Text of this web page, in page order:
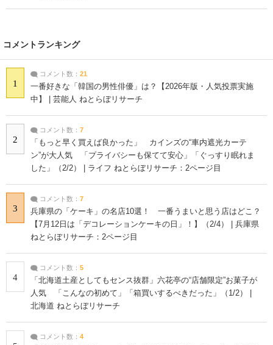
コメントランキング
1
コメント数： 21
一番好きな「韓国の男性俳優」は？【2026年版・人気投票実施
中】 | 芸能人 ねとらぼリサーチ
2
コメント数： 7
「もっと早く買えば良かった」 カインズの“車内遮光カーテ
ン”が大人気 「プライバシーも保てて安心」「ぐっすり眠れま
した」（2/2） | ライフ ねとらぼリサーチ：2ページ目
3
コメント数： 7
兵庫県の「ケーキ」の名店10選！ 一番うまいと思う店はどこ？
【7月12日は「デコレーションケーキの日」！】（2/4） | 兵庫県
ねとらぼリサーチ：2ページ目
4
コメント数： 5
「北海道土産としてもセンス抜群」六花亭の“店舗限定”お菓子が
人気 「こんなの初めて」「箱買いするべきだった」（1/2） |
北海道 ねとらぼリサーチ
コメント数： 4